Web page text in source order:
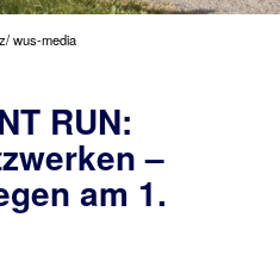
wus-media
RUN:
–
am 1.